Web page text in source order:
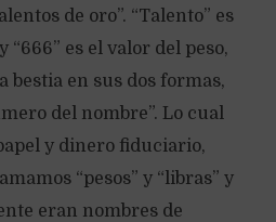
de oro”. “Talento” es
“666” es el valor del peso,
bestia en sus dos formas,
del nombre”. Lo cual
y dinero fiduciario,
“pesos” y “libras” y
eran nombres de